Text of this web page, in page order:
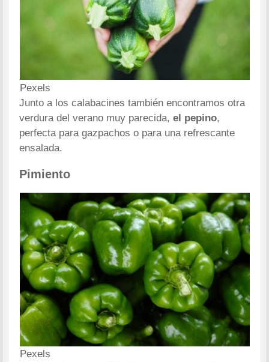
Pexels
Junto a los calabacines también encontramos otra
verdura del verano muy parecida,el pepino,
perfecta para gazpachos o para una refrescante
ensalada.
Pimiento
Pexels